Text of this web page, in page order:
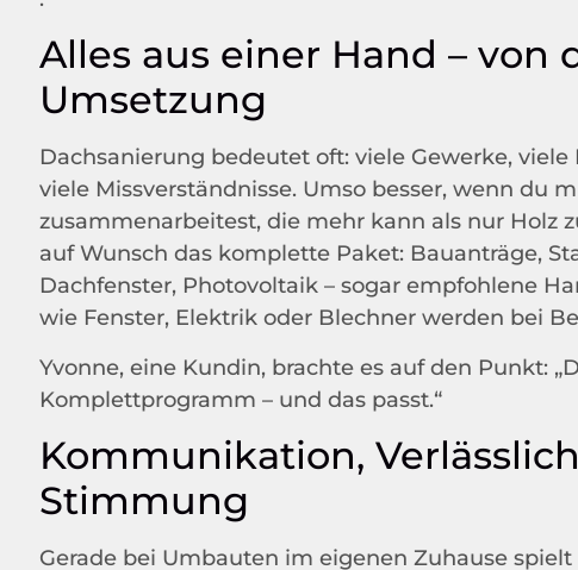
Alles aus einer Hand – von
Umsetzung
Dachsanierung bedeutet oft: viele Gewerke,
viele Missverständnisse. Umso besser, wenn du
zusammenarbeitest, die mehr kann als nur Holz
auf Wunsch das komplette Paket: Bauanträge,
Dachfenster, Photovoltaik – sogar empfohlene
wie Fenster, Elektrik oder Blechner werden bei
Yvonne, eine Kundin, brachte es auf den Punkt:
Komplettprogramm – und das passt.“
Kommunikation,
Stimmung
Gerade bei Umbauten im eigenen Zuhause